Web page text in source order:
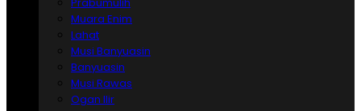
Muara Enim
Lahat
Musi Banyuasin
Banyuasin
Musi Rawas
Ogan Ilir